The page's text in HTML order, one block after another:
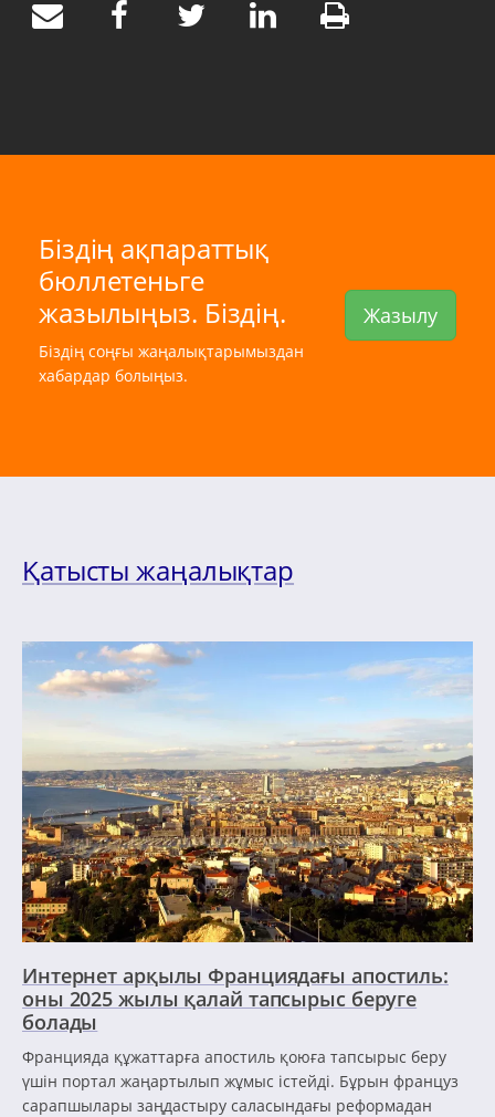
Біздің ақпараттық
бюллетеньге
жазылыңыз. Біздің.
Біздің соңғы жаңалықтарымыздан
хабардар болыңыз.
Жазылу
Қатысты жаңалықтар
Интернет арқылы Франциядағы апостиль:
оны 2025 жылы қалай тапсырыс беруге
болады
Францияда құжаттарға апостиль қоюға тапсырыс беру
үшін портал жаңартылып жұмыс істейді. Бұрын француз
сарапшылары заңдастыру саласындағы реформадан